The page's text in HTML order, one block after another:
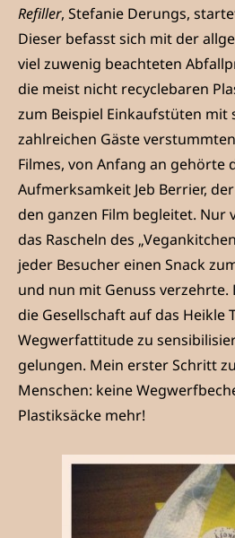
Refiller, Stefanie Derungs,
Dieser befasst sich mit der
viel zuwenig beachteten
die meist nicht recyclebaren
zum Beispiel Einkaufstüten mit
zahlreichen Gäste
Filmes, von Anfang an gehörte
Aufmerksamkeit Jeb Berrier,
den ganzen Film begleitet. Nur
das Rascheln des
jeder Besucher einen Snack
und nun mit Genuss verzehrte.
die Gesellschaft auf das Heikle
Wegwerfattitude zu
gelungen. Mein erster Schritt
Menschen: keine
Plastiksäcke mehr!